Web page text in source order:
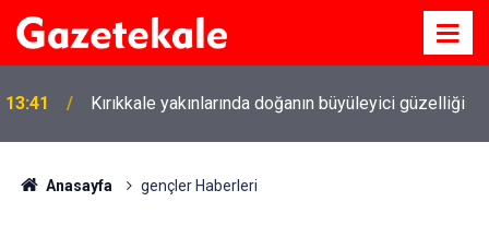
13:41 Kırıkkale yakınlarında doğanın büyüleyici güzelliği
Anasayfa gençler Haberleri